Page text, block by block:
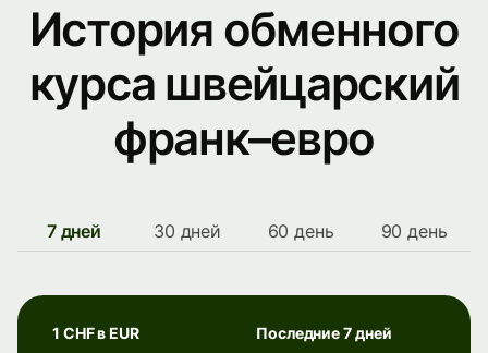
История обменного
курса швейцарский
франк–евро
7 дней 30 дней 60 день 90 день
1 CHF в EUR Последние 7 дней